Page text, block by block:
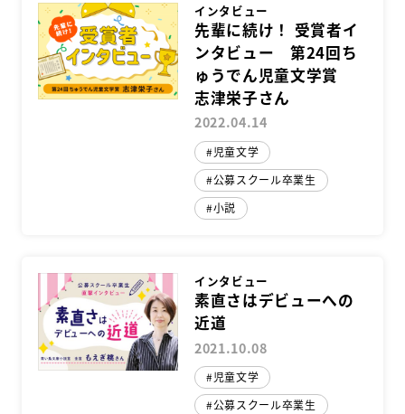
インタビュー
先輩に続け！ 受賞者イ
ンタビュー 第24回ち
ゅうでん児童文学賞
志津栄子さん
2022.04.14
児童文学
公募スクール卒業生
小説
インタビュー
素直さはデビューへの
近道
2021.10.08
児童文学
公募スクール卒業生